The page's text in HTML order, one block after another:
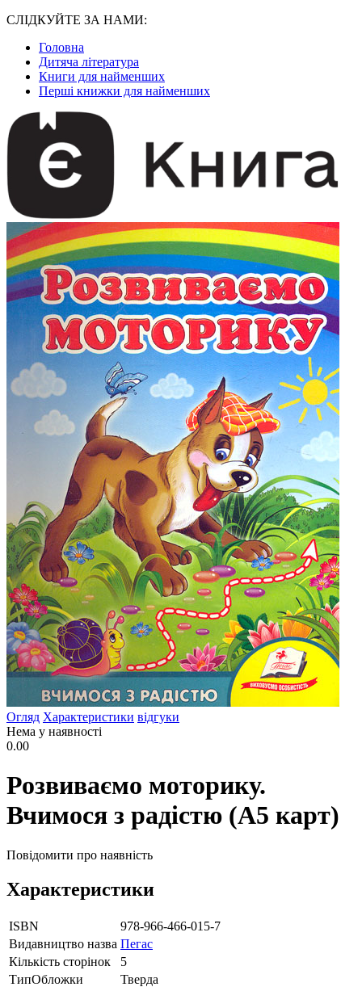
СЛІДКУЙТЕ ЗА НАМИ:
Головна
Дитяча література
Книги для найменших
Перші книжки для найменших
Огляд Характеристики відгуки
Нема у наявності
0.00
Розвиваємо моторику.
Вчимося з радістю (А5 карт)
Повідомити про наявність
Характеристики
ISBN
978-966-466-015-7
Видавництво назва Пегас
Кількість сторінок
5
ТипОбложки
Тверда